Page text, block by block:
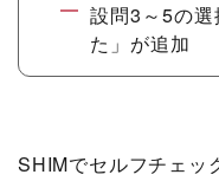
設問3～5の
た」が追加
SHIMでセルフチェッ